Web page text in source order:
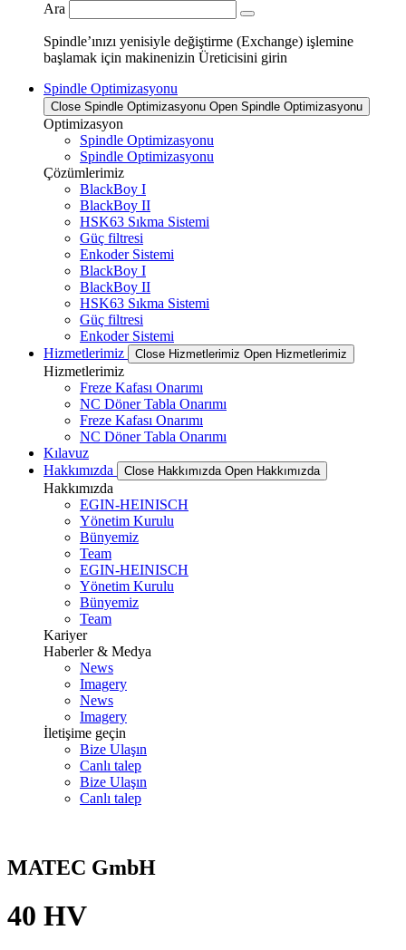
Ara
Spindle’ınızı yenisiyle değiştirme (Exchange) işlemine
başlamak için makinenizin Üreticisini girin
Spindle Optimizasyonu
Close Spindle Optimizasyonu Open Spindle Optimizasyonu
Optimizasyon
Spindle Optimizasyonu
Spindle Optimizasyonu
Çözümlerimiz
BlackBoy I
BlackBoy II
HSK63 Sıkma Sistemi
Güç filtresi
Enkoder Sistemi
BlackBoy I
BlackBoy II
HSK63 Sıkma Sistemi
Güç filtresi
Enkoder Sistemi
Hizmetlerimiz
Close Hizmetlerimiz Open Hizmetlerimiz
Hizmetlerimiz
Freze Kafası Onarımı
NC Döner Tabla Onarımı
Freze Kafası Onarımı
NC Döner Tabla Onarımı
Kılavuz
Hakkımızda
Close Hakkımızda Open Hakkımızda
Hakkımızda
EGIN-HEINISCH
Yönetim Kurulu
Bünyemiz
Team
EGIN-HEINISCH
Yönetim Kurulu
Bünyemiz
Team
Kariyer
Haberler & Medya
News
Imagery
News
Imagery
İletişime geçin
Bize Ulaşın
Canlı talep
Bize Ulaşın
Canlı talep
MATEC GmbH
40 HV